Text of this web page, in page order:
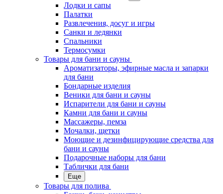
Лодки и сапы
Палатки
Развлечения, досуг и игры
Санки и ледянки
Спальники
Термосумки
Товары для бани и сауны
Ароматизаторы, эфирные масла и запарки
для бани
Бондарные изделия
Веники для бани и сауны
Испарители для бани и сауны
Камни для бани и сауны
Массажеры, пемза
Мочалки, щетки
Моющие и дезинфицирующие средства для
бани и сауны
Подарочные наборы для бани
Таблички для бани
Еще
Товары для полива